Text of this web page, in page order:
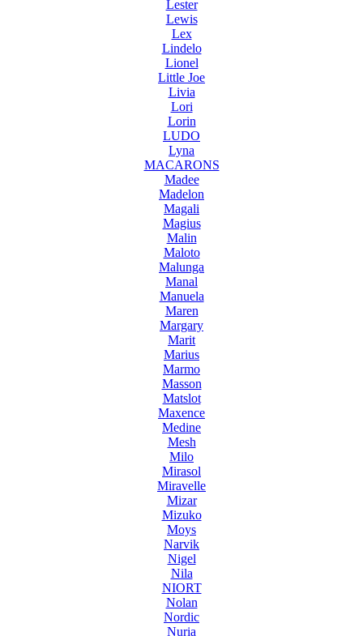
Lester
Lewis
Lex
Lindelo
Lionel
Little Joe
Livia
Lori
Lorin
LUDO
Lyna
MACARONS
Madee
Madelon
Magali
Magius
Malin
Maloto
Malunga
Manal
Manuela
Maren
Margary
Marit
Marius
Marmo
Masson
Matslot
Maxence
Medine
Mesh
Milo
Mirasol
Miravelle
Mizar
Mizuko
Moys
Narvik
Nigel
Nila
NIORT
Nolan
Nordic
Nuria